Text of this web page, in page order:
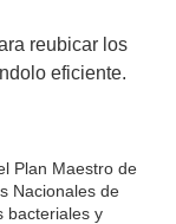
reubicar los
eficiente.
Plan Maestro de
Nacionales de
bacteriales y